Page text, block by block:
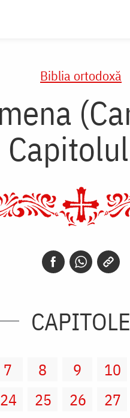
Biblia ortodoxă
CAPITOLE
7 8 9 10
24 25 26 27